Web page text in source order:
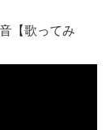
【歌ってみ